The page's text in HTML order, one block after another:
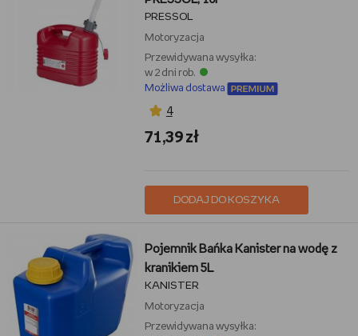
PRESSOL
Motoryzacja
Przewidywana wysyłka:
w 2 dni rob.
Możliwa dostawa
4
71,39 zł
DODAJ DO KOSZYKA
Pojemnik Bańka Kanister na wodę z
kranikiem 5L
KANISTER
Motoryzacja
Przewidywana wysyłka: